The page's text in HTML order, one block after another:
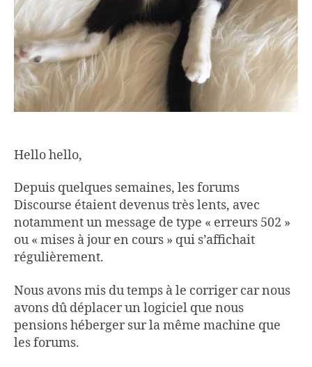
Hello hello,
Depuis quelques semaines, les forums
Discourse étaient devenus très lents, avec
notamment un message de type « erreurs 502 »
ou « mises à jour en cours » qui s’affichait
régulièrement.
Nous avons mis du temps à le corriger car nous
avons dû déplacer un logiciel que nous
pensions héberger sur la même machine que
les forums.